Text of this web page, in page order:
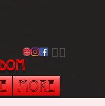
​🏳️‍🌈
More